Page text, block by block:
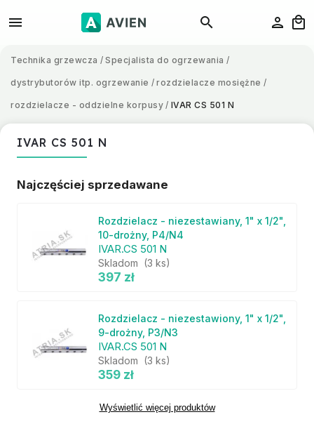
Technika grzewcza / Specjalista do ogrzewania /
dystrybutorów itp. ogrzewanie / rozdzielacze mosiężne /
rozdzielacze - oddzielne korpusy / IVAR CS 501 N
IVAR CS 501 N
Najczęściej sprzedawane
Rozdzielacz - niezestawiany, 1" x 1/2",
10-drożny, P4/N4
IVAR.CS 501 N
Skladom (3 ks)
397 zł
Rozdzielacz - niezestawiony, 1" x 1/2",
9-drożny, P3/N3
IVAR.CS 501 N
Skladom (3 ks)
359 zł
Wyświetlić więcej produktów